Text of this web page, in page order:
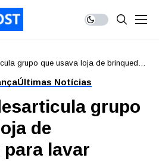
grupo que usava loja de brinquedos
Últimas Notícias
grupo
de
lavar